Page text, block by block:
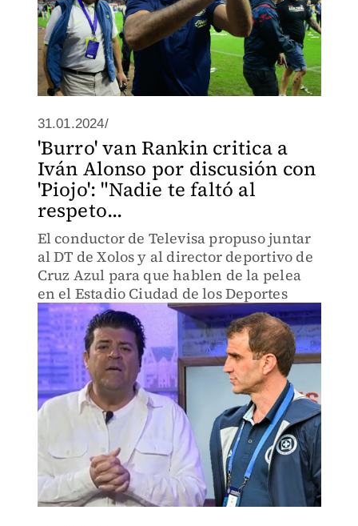
31.01.2024/
'Burro' van Rankin critica a
Iván Alonso por discusión con
'Piojo': "Nadie te faltó al
respeto...
El conductor de Televisa propuso juntar
al DT de Xolos y al director deportivo de
Cruz Azul para que hablen de la pelea
en el Estadio Ciudad de los Deportes